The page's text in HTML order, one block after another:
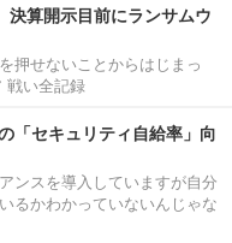
決算開示目前にランサムウ
押せないことからはじまっ
戦い全記録
「セキュリティ自給率」向
ンスを導入していますが自分
るかわかっていないんじゃな